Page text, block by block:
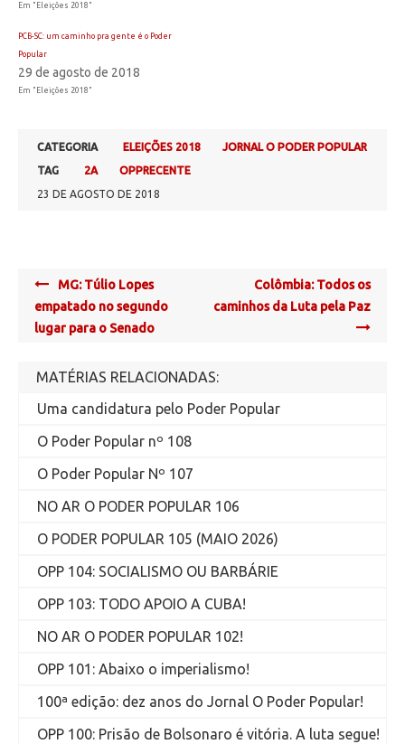
Em "Eleições 2018"
PCB-SC: um caminho pra gente é o Poder
Popular
29 de agosto de 2018
Em "Eleições 2018"
CATEGORIA ELEIÇÕES 2018
JORNAL O PODER POPULAR
TAG
2A
OPPRECENTE
23 DE AGOSTO DE 2018
Post
navigation
MG: Túlio Lopes
empatado no segundo
lugar para o Senado
Colômbia: Todos os
caminhos da Luta pela Paz
MATÉRIAS RELACIONADAS:
Uma candidatura pelo Poder Popular
O Poder Popular nº 108
O Poder Popular Nº 107
NO AR O PODER POPULAR 106
O PODER POPULAR 105 (MAIO 2026)
OPP 104: SOCIALISMO OU BARBÁRIE
OPP 103: TODO APOIO A CUBA!
NO AR O PODER POPULAR 102!
OPP 101: Abaixo o imperialismo!
100ª edição: dez anos do Jornal O Poder Popular!
OPP 100: Prisão de Bolsonaro é vitória. A luta segue!